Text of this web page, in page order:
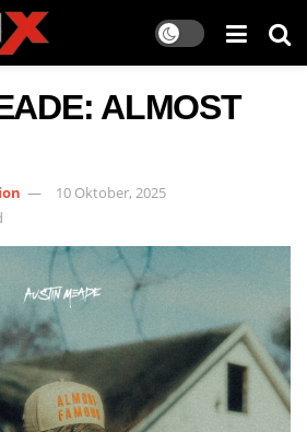
ALMOST
10 Oktober, 2025